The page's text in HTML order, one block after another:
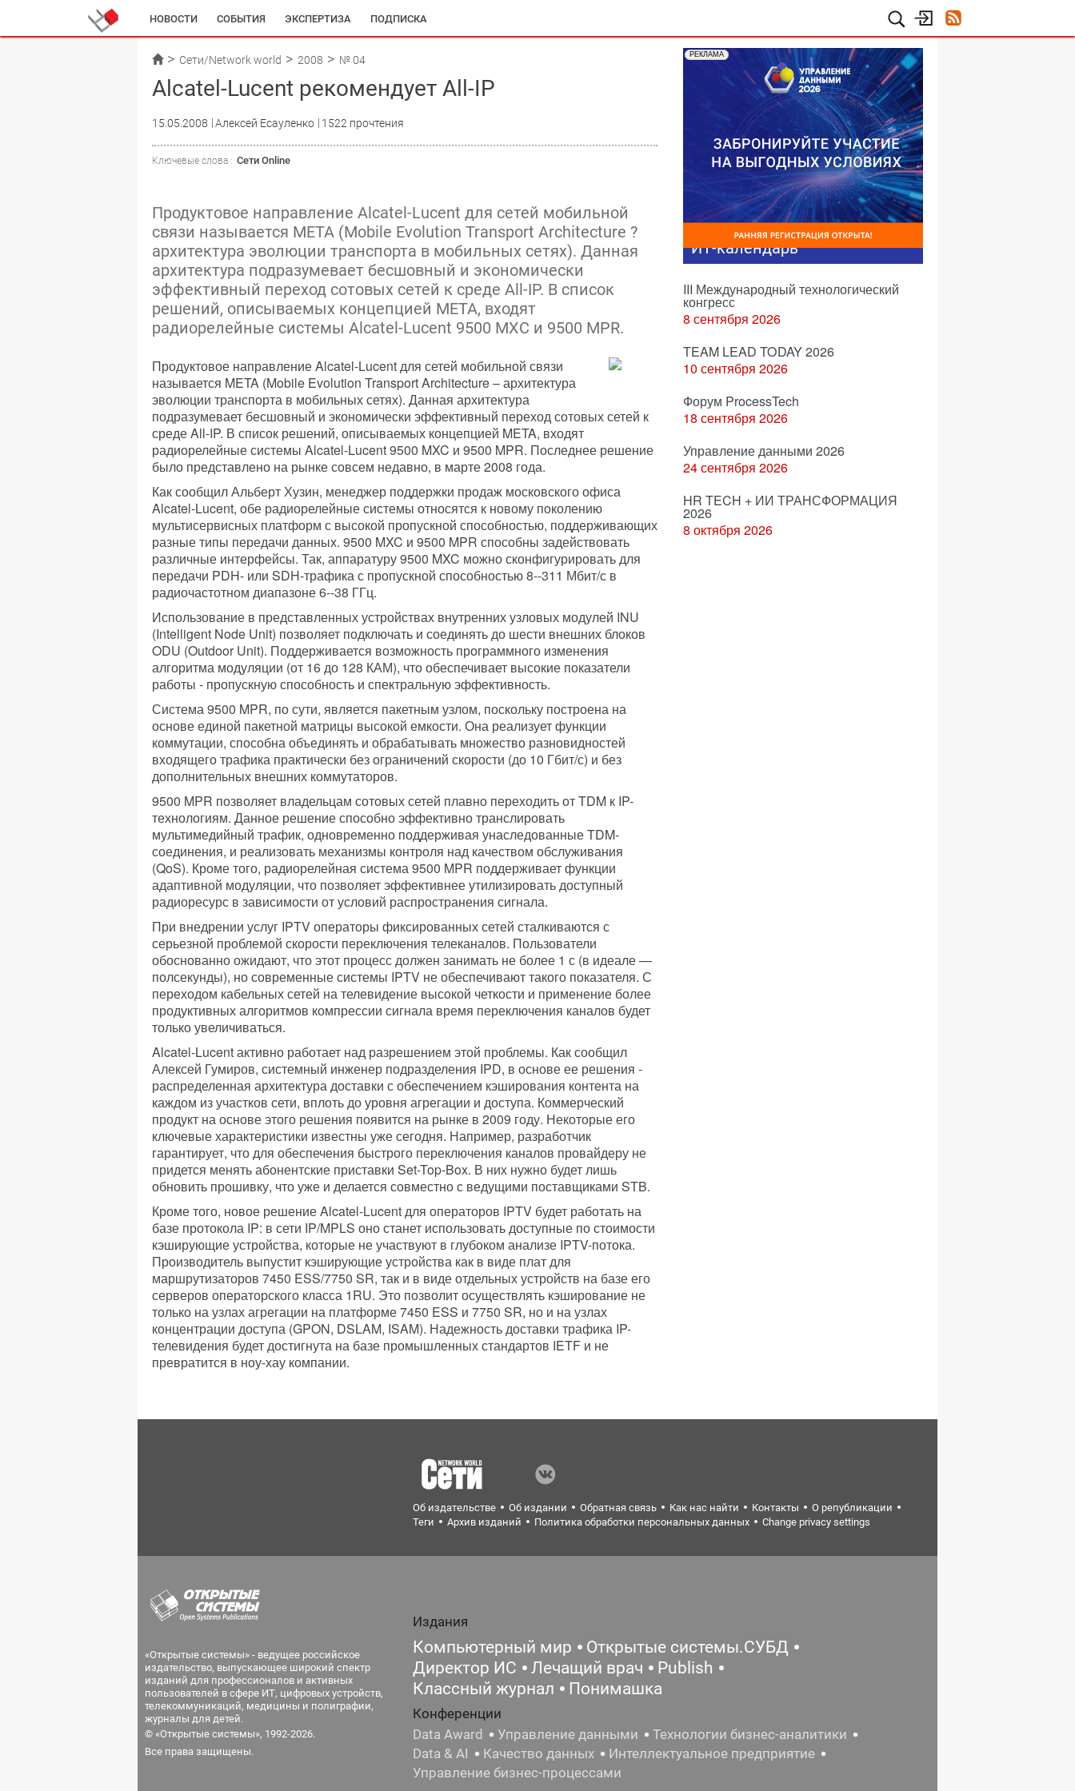
НОВОСТИ СОБЫТИЯ ЭКСПЕРТИЗА ПОДПИСКА
Сети/Network world 2008 № 04
Alcatel-Lucent рекомендует All-IP
15.05.2008 Алексей Есауленко 1522 прочтения
Ключевые слова : Сети Online
Продуктовое направление Alcatel-Lucent для сетей мобильной
связи называется META (Mobile Evolution Transport Architecture ?
архитектура эволюции транспорта в мобильных сетях). Данная
архитектура подразумевает бесшовный и экономически
эффективный переход сотовых сетей к среде All-IP. В список
решений, описываемых концепцией META, входят
радиорелейные системы Alcatel-Lucent 9500 MXC и 9500 MPR.
Продуктовое направление Alcatel-Lucent для сетей мобильной связи
называется META (Mobile Evolution Transport Architecture – архитектура
эволюции транспорта в мобильных сетях). Данная архитектура
подразумевает бесшовный и экономически эффективный переход сотовых сетей к
среде All-IP. В список решений, описываемых концепцией META, входят
радиорелейные системы Alcatel-Lucent 9500 MXC и 9500 MPR. Последнее решение
было представлено на рынке совсем недавно, в марте 2008 года.
Как сообщил Альберт Хузин, менеджер поддержки продаж московского офиса
Alcatel-Lucent, обе радиорелейные системы относятся к новому поколению
мультисервисных платформ с высокой пропускной способностью, поддерживающих
разные типы передачи данных. 9500 MXC и 9500 MPR способны задействовать
различные интерфейсы. Так, аппаратуру 9500 MXC можно сконфигурировать для
передачи PDH- или SDH-трафика с пропускной способностью 8--311 Мбит/с в
радиочастотном диапазоне 6--38 ГГц.
Использование в представленных устройствах внутренних узловых модулей INU
(Intelligent Node Unit) позволяет подключать и соединять до шести внешних блоков
ODU (Outdoor Unit). Поддерживается возможность программного изменения
алгоритма модуляции (от 16 до 128 КАМ), что обеспечивает высокие показатели
работы - пропускную способность и спектральную эффективность.
Система 9500 MPR, по сути, является пакетным узлом, поскольку построена на
основе единой пакетной матрицы высокой емкости. Она реализует функции
коммутации, способна объединять и обрабатывать множество разновидностей
входящего трафика практически без ограничений скорости (до 10 Гбит/с) и без
дополнительных внешних коммутаторов.
9500 MPR позволяет владельцам сотовых сетей плавно переходить от TDM к IP-
технологиям. Данное решение способно эффективно транслировать
мультимедийный трафик, одновременно поддерживая унаследованные TDM-
соединения, и реализовать механизмы контроля над качеством обслуживания
(QoS). Кроме того, радиорелейная система 9500 MPR поддерживает функции
адаптивной модуляции, что позволяет эффективнее утилизировать доступный
радиоресурс в зависимости от условий распространения сигнала.
При внедрении услуг IPTV операторы фиксированных сетей сталкиваются с
серьезной проблемой скорости переключения телеканалов. Пользователи
обоснованно ожидают, что этот процесс должен занимать не более 1 с (в идеале —
полсекунды), но современные системы IPTV не обеспечивают такого показателя. С
переходом кабельных сетей на телевидение высокой четкости и применение более
продуктивных алгоритмов компрессии сигнала время переключения каналов будет
только увеличиваться.
Alcatel-Lucent активно работает над разрешением этой проблемы. Как сообщил
Алексей Гумиров, системный инженер подразделения IPD, в основе ее решения -
распределенная архитектура доставки с обеспечением кэширования контента на
каждом из участков сети, вплоть до уровня агрегации и доступа. Коммерческий
продукт на основе этого решения появится на рынке в 2009 году. Некоторые его
ключевые характеристики известны уже сегодня. Например, разработчик
гарантирует, что для обеспечения быстрого переключения каналов провайдеру не
придется менять абонентские приставки Set-Top-Box. В них нужно будет лишь
обновить прошивку, что уже и делается совместно с ведущими поставщиками STB.
Кроме того, новое решение Alcatel-Lucent для операторов IPTV будет работать на
базе протокола IP: в сети IP/MPLS оно станет использовать доступные по стоимости
кэширующие устройства, которые не участвуют в глубоком анализе IPTV-потока.
Производитель выпустит кэширующие устройства как в виде плат для
маршрутизаторов 7450 ESS/7750 SR, так и в виде отдельных устройств на базе его
серверов операторского класса 1RU. Это позволит осуществлять кэширование не
только на узлах агрегации на платформе 7450 ESS и 7750 SR, но и на узлах
концентрации доступа (GPON, DSLAM, ISAM). Надежность доставки трафика IP-
телевидения будет достигнута на базе промышленных стандартов IETF и не
превратится в ноу-хау компании.
РЕКЛАМА
ИТ-календарь
III Международный технологический
конгресс
8 сентября 2026
TEAM LEAD TODAY 2026
10 сентября 2026
Форум ProcessTech
18 сентября 2026
Управление данными 2026
24 сентября 2026
HR TECH + ИИ ТРАНСФОРМАЦИЯ
2026
8 октября 2026
Об издательстве Об издании Обратная связь Как нас найти Контакты
О републикации
Теги
Архив изданий Политика обработки персональных данных Change privacy settings
«Открытые системы» - ведущее российское
издательство, выпускающее широкий спектр
изданий для профессионалов и активных
пользователей в сфере ИТ, цифровых устройств,
телекоммуникаций, медицины и полиграфии,
журналы для детей.
© «Открытые системы», 1992-2026.
Все права защищены.
Издания
Компьютерный мир
Открытые системы.СУБД
Директор ИС
Лечащий врач
Publish
Классный журнал
Понимашка
Конференции
Data Award
Управление данными
Технологии бизнес-аналитики
Data & AI
Качество данных
Интеллектуальное предприятие
Управление бизнес-процессами